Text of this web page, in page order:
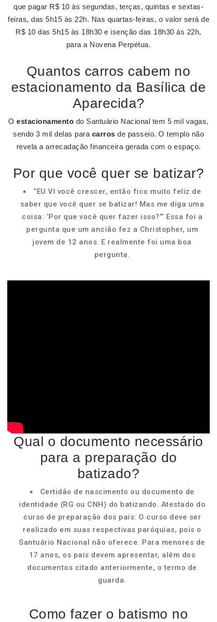
que pagar R$ 10 às segundas, terças, quintas e sextas-
feiras, das 5h15 às 22h. Nas quartas-feiras, o valor será de
R$ 10 das 5h15 às 18h30 e isenção das 18h30 às 22h,
para a Novena Perpétua.
Quantos carros cabem no
estacionamento da Basílica de
Aparecida?
Oestacionamento do Santuário Nacional tem 5 mil vagas,
sendo 3 mil delas para carros de passeio. O templo não
revela a arrecadação financeira gerada com o espaço.
Por que você quer se batizar?
“EU VI você crescer, então fico muito feliz de
saber que você quer se batizar! Mas me diga uma
coisa: ‘Por que você quer fazer isso?’” Essa foi a
pergunta que um ancião fez a Christopher, um
jovem de 12 anos. E realmente foi uma boa
pergunta.
Qual o documento necessário
para a preparação do
batizado?
Certidão de nascimento ou documento de
identidade (RG ou CNH) do batizando. Atestado do
curso de preparação dos pais: O curso deve ser
realizado em suas respectivas paróquias, pois o
Santuário Nacional não oferece. Para menores de
17 anos, os pais devem apresentar, além dos
documentos citado anteriormente, o termo de
guarda.
Como fazer o batismo no